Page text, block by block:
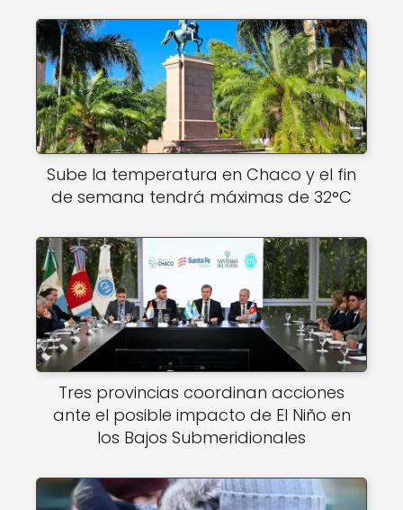
Sube la temperatura en Chaco y el fin
de semana tendrá máximas de 32°C
Tres provincias coordinan acciones
ante el posible impacto de El Niño en
los Bajos Submeridionales